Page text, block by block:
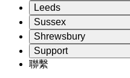
Review
評審主席
獨立審核小組
職權範圍
獨立審查最終報告
常見問題
Leeds
Review
評審主席
獨立審核小組
職權範圍
聯繫
Sussex
Review
評審主席
獨立審核小組
職權範圍
Shrewsbury
Review
產科複查的職權範圍
Support
Leeds
聯繫